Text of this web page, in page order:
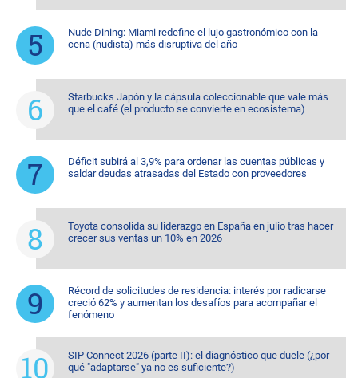
Nude Dining: Miami redefine el lujo gastronómico con la
cena (nudista) más disruptiva del año
Starbucks Japón y la cápsula coleccionable que vale más
que el café (el producto se convierte en ecosistema)
Déficit subirá al 3,9% para ordenar las cuentas públicas y
saldar deudas atrasadas del Estado con proveedores
Toyota consolida su liderazgo en España en julio tras hacer
crecer sus ventas un 10% en 2026
Récord de solicitudes de residencia: interés por radicarse
creció 62% y aumentan los desafíos para acompañar el
fenómeno
SIP Connect 2026 (parte II): el diagnóstico que duele (¿por
qué "adaptarse" ya no es suficiente?)